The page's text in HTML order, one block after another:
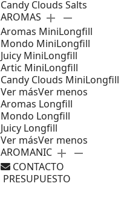
Candy Clouds Salts
AROMAS add remove
Aromas MiniLongfill
Mondo MiniLongfill
Juicy MiniLongfill
Artic MiniLongfill
Candy Clouds MiniLongfill
Ver másVer menos
Aromas Longfill
Mondo Longfill
Juicy Longfill
Ver másVer menos
AROMANIC add remove
CONTACTO
PRESUPUESTO